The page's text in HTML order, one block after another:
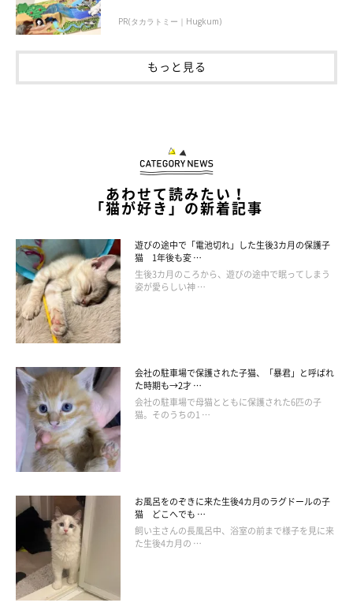
2才になったしいちゃん
@iES0XJTMxftIusG
2才の誕生日に撮影されたしいちゃんの姿がこちら。生後6カ月の
写真と比べると体が大きくなり、おとなの顔つきになっています
ね。飼い主さんも2枚の写真を見比べて「おっきくなりまし
た！」といいます。
飼い主さん：
「お迎え当初は子どもらしい＝やりたい放題だったんですが、家
PR(タカラトミー｜Hugkum)
もっと見る
あわせて読みたい！
「猫が好き」の新着記事
遊びの途中で「電池切れ」した生後3カ月の保護子
猫 1年後も変 …
生後3カ月のころから、遊びの途中で眠ってしまう
姿が愛らしい神 …
会社の駐車場で保護された子猫、「暴君」と呼ばれ
た時期も→2才 …
会社の駐車場で母猫とともに保護された6匹の子
猫。そのうちの1 …
お風呂をのぞきに来た生後4カ月のラグドールの子
猫 どこへでも …
飼い主さんの長風呂中、浴室の前まで様子を見に来
た生後4カ月の …